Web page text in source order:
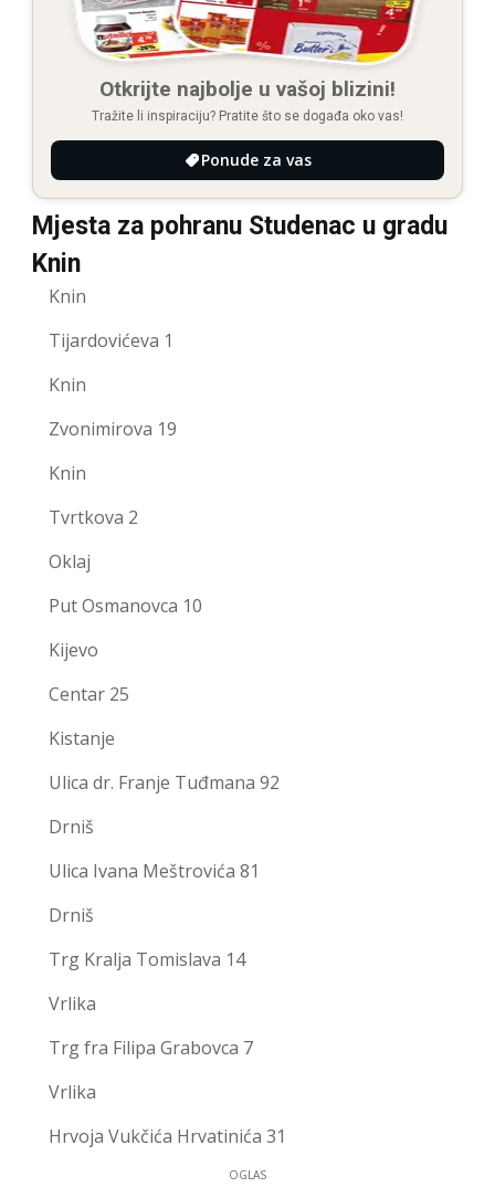
Otkrijte najbolje u vašoj blizini!
Tražite li inspiraciju? Pratite što se događa oko vas!
Ponude za vas
Mjesta za pohranu Studenac u gradu
Knin
Knin
Tijardovićeva 1
Knin
Zvonimirova 19
Knin
Tvrtkova 2
Oklaj
Put Osmanovca 10
Kijevo
Centar 25
Kistanje
Ulica dr. Franje Tuđmana 92
Drniš
Ulica Ivana Meštrovića 81
Drniš
Trg Kralja Tomislava 14
Vrlika
Trg fra Filipa Grabovca 7
Vrlika
Hrvoja Vukčića Hrvatinića 31
OGLAS